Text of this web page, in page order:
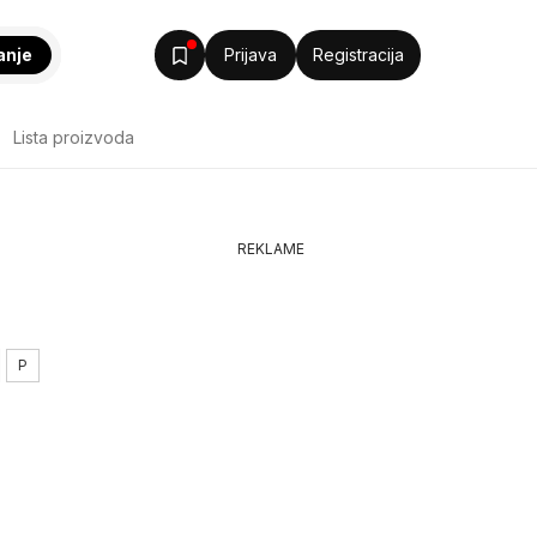
Prijava Registracija
Lista proizvoda
P
REKLAME